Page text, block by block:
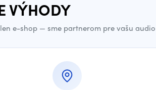
VÝHODY
e-shop — sme partnerom pre vašu